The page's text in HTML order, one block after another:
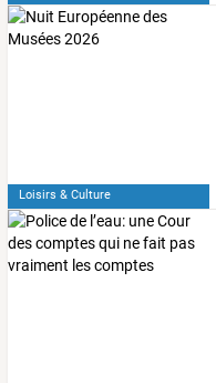
Loisirs & Culture